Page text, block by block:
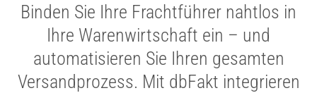
Binden Sie Ihre Frachtführer nahtlos in
Ihre Warenwirtschaft ein – und
automatisieren Sie Ihren gesamten
Versandprozess. Mit dbFakt integrieren